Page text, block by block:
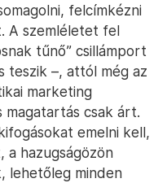
felcímkézni
A szemléletet fel
tűnő” csillámport
teszik –, attól még az
marketing
magatartás csak árt.
emelni kell,
a hazugságözön
lehetőleg minden